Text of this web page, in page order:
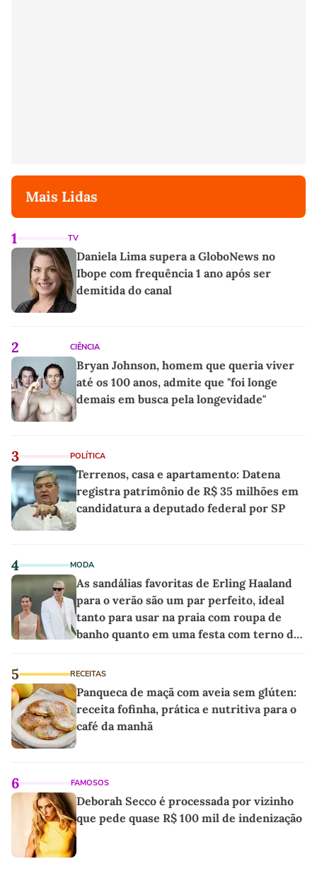
Mais Lidas
1 TV
Daniela Lima supera a GloboNews no
Ibope com frequência 1 ano após ser
demitida do canal
2 CIÊNCIA
Bryan Johnson, homem que queria viver
até os 100 anos, admite que "foi longe
demais em busca pela longevidade"
3 POLÍTICA
Terrenos, casa e apartamento: Datena
registra patrimônio de R$ 35 milhões em
candidatura a deputado federal por SP
4 MODA
As sandálias favoritas de Erling Haaland
para o verão são um par perfeito, ideal
tanto para usar na praia com roupa de
banho quanto em uma festa com terno de
5 RECEITAS
Panqueca de maçã com aveia sem glúten:
receita fofinha, prática e nutritiva para o
café da manhã
6 FAMOSOS
Deborah Secco é processada por vizinho
que pede quase R$ 100 mil de indenização